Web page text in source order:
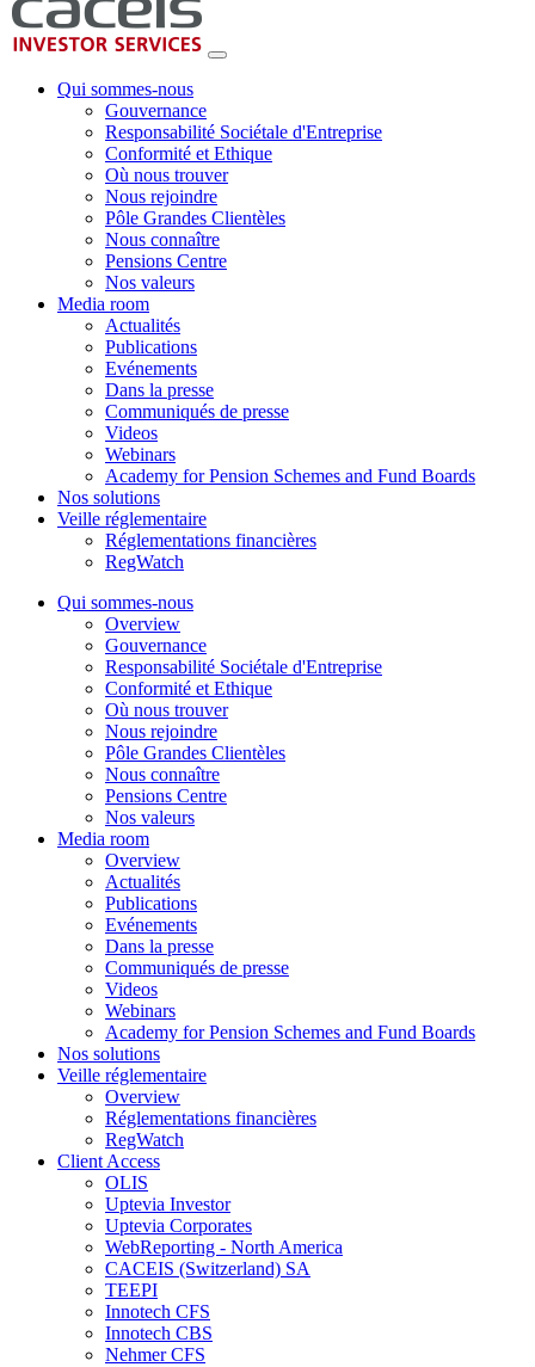
Qui sommes-nous
Gouvernance
Responsabilité Sociétale d'Entreprise
Conformité et Ethique
Où nous trouver
Nous rejoindre
Pôle Grandes Clientèles
Nous connaître
Pensions Centre
Nos valeurs
Media room
Actualités
Publications
Evénements
Dans la presse
Communiqués de presse
Videos
Webinars
Academy for Pension Schemes and Fund Boards
Nos solutions
Veille réglementaire
Réglementations financières
RegWatch
Qui sommes-nous
Overview
Gouvernance
Responsabilité Sociétale d'Entreprise
Conformité et Ethique
Où nous trouver
Nous rejoindre
Pôle Grandes Clientèles
Nous connaître
Pensions Centre
Nos valeurs
Media room
Overview
Actualités
Publications
Evénements
Dans la presse
Communiqués de presse
Videos
Webinars
Academy for Pension Schemes and Fund Boards
Nos solutions
Veille réglementaire
Overview
Réglementations financières
RegWatch
Client Access
OLIS
Uptevia Investor
Uptevia Corporates
WebReporting - North America
CACEIS (Switzerland) SA
TEEPI
Innotech CFS
Innotech CBS
Nehmer CFS